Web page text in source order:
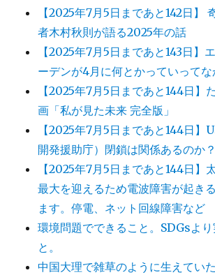
【2025年7月5日まであと142日】
者木村秋則が語る2025年の話
【2025年7月5日まであと143日】
ーデンが4月に何とかっていってな
【2025年7月5日まであと144日】
画「私が見た未来 完全版」
【2025年7月5日まであと144日】
開発援助庁）閉鎖は関係あるのか？
【2025年7月5日まであと144日】
最大を迎えるため電波障害が起き
ます。停電、ネット回線障害など
環境問題でできること。SDGsよ
と。
中国大理で雑草のように生えてい